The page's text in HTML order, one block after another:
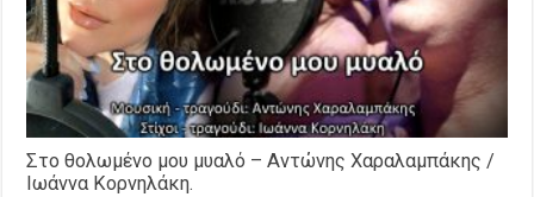
Στο θολωμένο μου μυαλό – Αντώνης Χαραλαμπάκης /
Ιωάννα Κορνηλάκη.